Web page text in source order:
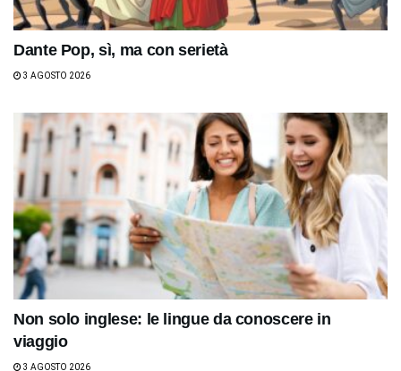
Dante Pop, sì, ma con serietà
3 AGOSTO 2026
Non solo inglese: le lingue da conoscere in
viaggio
3 AGOSTO 2026